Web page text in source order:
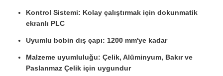
Kontrol Sistemi: Kolay çalıştırmak için dokunmatik
ekranlı PLC
Uyumlu bobin dış çapı: 1200 mm'ye kadar
Malzeme uyumluluğu: Çelik, Alüminyum, Bakır ve
Paslanmaz Çelik için uygundur